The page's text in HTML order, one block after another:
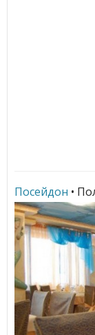
Посейдон •